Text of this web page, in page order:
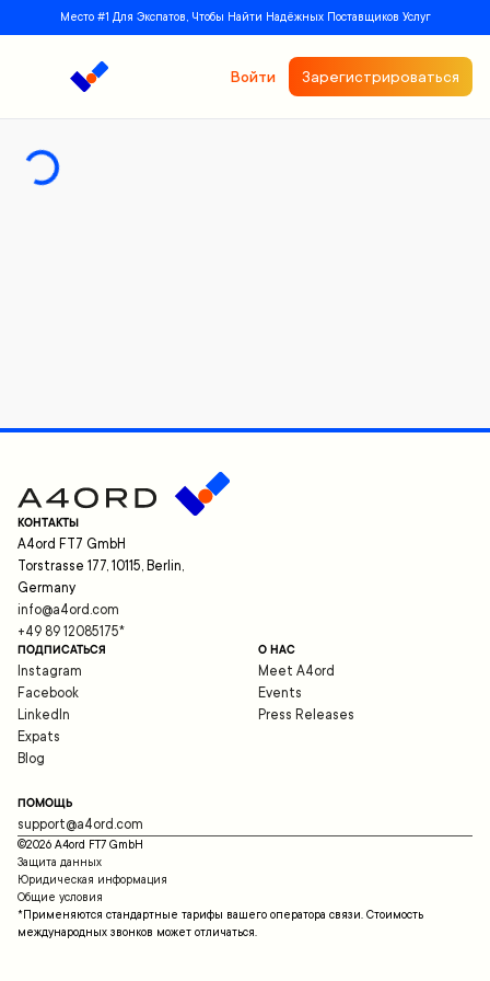
Место #1 Для Экспатов, Чтобы Найти Надёжных Поставщиков Услуг
Войти Зарегистрироваться
КОНТАКТЫ
A4ord FT7 GmbH
Torstrasse 177, 10115, Berlin,
Germany
info@a4ord.com
+49 89 12085175*
ПОДПИСАТЬСЯ
Instagram
Facebook
LinkedIn
Expats
Blog
О НАС
Meet A4ord
Events
Press Releases
ПОМОЩЬ
support@a4ord.com
©2026 A4ord FT7 GmbH
Защита данных
Юридическая информация
Общие условия
*Применяются стандартные тарифы вашего оператора связи. Стоимость
международных звонков может отличаться.